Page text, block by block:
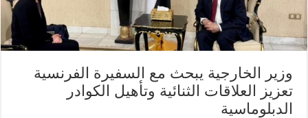
وزير الخارجية يبحث مع السفيرة الفرنسية
تعزيز العلاقات الثنائية وتأهيل الكوادر
الدبلوماسية